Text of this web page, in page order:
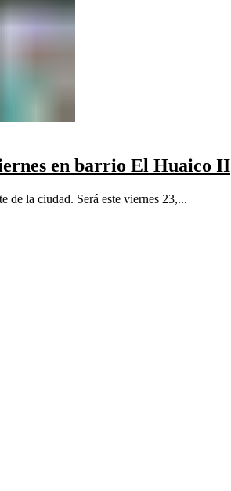
en barrio El Huaico II
de la ciudad. Será este viernes 23,...